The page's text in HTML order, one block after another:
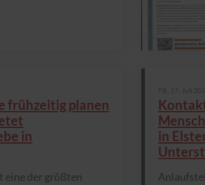
frühzeitig planen
in
eine der größten
in